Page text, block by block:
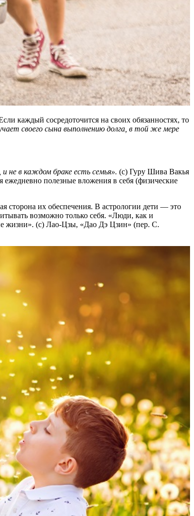
каждый сосредоточится на своих обязанностях, то
своего сына выполнению долга, в той же мере
не в каждом браке есть семья». (с) Гуру Шива Вакья
полезные вложения в себя (физические
сторона их обеспечения. В астрологии дети — это
возможно только себя. «Люди, как и
жизни». (с) Лао-Цзы, «Дао Дэ Цзин» (пер. С.